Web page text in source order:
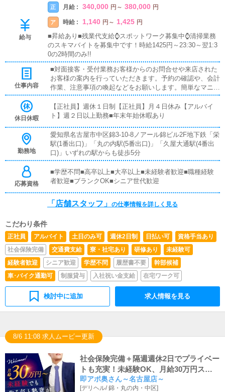
給与
正 月給 : 340,000 円 ～ 380,000 円
ア 時給 : 1,140 円 ～ 1,425 円
■昇給あり■残業代支給⌚スポットワーク募集中⌚清掃業務
のスキマバイトを募集中です！時給1425円～23:30～翌1:3
0の2時間のみ!!
仕事内容
■対面接客・受付業務お客様からのお問合せや来店された
お客様の案内を行っていただきます。予約の確認や、会計
作業、注意事項の喚起などをお願いします。簡単なマニュ
アルや、先輩スタッフに付いて業務内容を見ながら徐々に
覚えていただきますので、未経験の方でも安心して働けま
す。■企画の立案店舗イベントや店舗運営など様々な企画
様のリピート率の向上】【キャストの方の入店数の増加】
など、売上UPに繋がる施策の提案を行っていただきま
す。■キャスト管理お店で働いていただいているキャスト
の方が稼げるようにインターネットを使ったPR（写メ日
記）などの使い方などのアドバイスを行っていただきま
す。■PC更新業務ヘブンネットなど、ポータルサイト等の
店舗情報更新作業を行っていただきます。キャストの出勤
情報やイベント、求人ブログの作成となります。基本的に
はボタンを押すだけや、ブログの更新時に簡単に文字が入
お過ごしいただくため、店内の清掃や備品の管理・補充を
行っていただきます。
休日休暇
【正社員】週休１日制【正社員】月４日休み【アルバイ
ト】週２日以上勤務■年末年始休暇あり
勤務地
愛知県名古屋市中区錦3-10-8ノアール錦ビル2F地下鉄「栄
駅(1番出口)」「丸の内駅(5番出口)」「久屋大通駅(4番出
口)」いずれの駅からも徒歩5分
応募資格
■学歴不問■高卒以上■大卒以上■未経験者歓迎■職種経験
者歓迎■ブランクOK■シニア世代歓迎
「店舗スタッフ」 の仕事情報を詳しく見る
こだわり条件
正社員 アルバイト 土日のみ可 週休2日制 日払い可
資格手当あり
社会保険完備
交通費支給 寮・社宅あり 研修あり
未経験可
経験者歓迎
シニア歓迎 学歴不問 履歴書不要
幹部候補
車･バイク通勤可
制服貸与 入社祝い金支給 在宅ワーク可
検討中に追加 求人情報を見る
8/6 11:08 求人ムービー更新
社会保険完備＋隔週週休2日でプライベー
トも充実！未経験OK、月給30万円スタ
ートでサポート充実！
即アポ奥さん～名古屋店～
[デリヘル/錦・丸の内・中区]